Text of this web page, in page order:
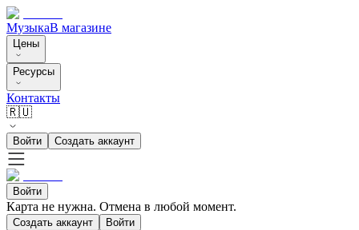
МузыкаВ магазине
Цены
Ресурсы
Контакты
🇷🇺
Войти Создать аккаунт
Войти
Карта не нужна. Отмена в любой момент.
Создать аккаунт Войти